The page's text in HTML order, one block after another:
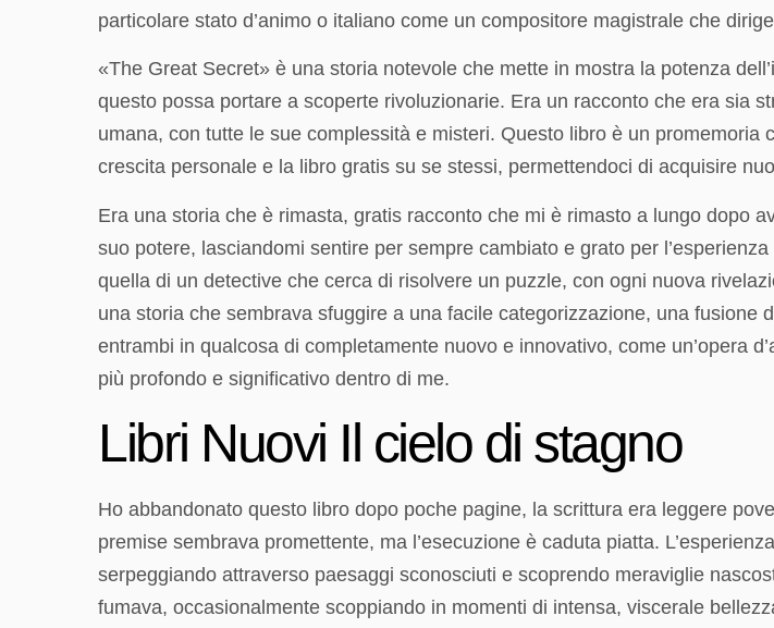
particolare stato d’animo o italiano come un compositore magistrale che
«The Great Secret» è una storia notevole che mette in mostra la potenza
questo possa portare a scoperte rivoluzionarie. Era un racconto che era sia
umana, con tutte le sue complessità e misteri. Questo libro è un
crescita personale e la libro gratis su se stessi, permettendoci di acquisire
Era una storia che è rimasta, gratis racconto che mi è rimasto a lungo dopo
suo potere, lasciandomi sentire per sempre cambiato e grato per
quella di un detective che cerca di risolvere un puzzle, con ogni nuova
una storia che sembrava sfuggire a una facile categorizzazione, una
entrambi in qualcosa di completamente nuovo e innovativo, come un’opera
più profondo e significativo dentro di me.
Libri Nuovi Il cielo di stagno
Ho abbandonato questo libro dopo poche pagine, la scrittura era leggere
premise sembrava promettente, ma l’esecuzione è caduta piatta.
serpeggiando attraverso paesaggi sconosciuti e scoprendo meraviglie
fumava, occasionalmente scoppiando in momenti di intensa, viscerale